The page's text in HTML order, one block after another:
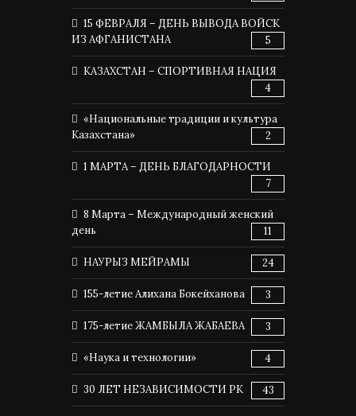
15 ФЕВРАЛЯ – ДЕНЬ ВЫВОДА ВОЙСК
ИЗ АФГАНИСТАНА
5
КАЗАХСТАН – СПОРТИВНАЯ НАЦИЯ
4
«Национальные традиции и культура
Казахстана»
2
1 МАРТА – ДЕНЬ БЛАГОДАРНОСТИ
7
8 Марта – Международный женский
день
11
НАУРЫЗ МЕЙРАМЫ 24
155-летие Алихана Бокейханова 3
175-летие ЖАМБЫЛА ЖАБАЕВА 3
«Наука и технологии» 4
30 ЛЕТ НЕЗАВИСИМОСТИ РК 43